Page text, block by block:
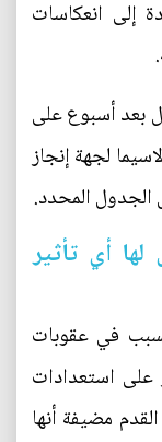
إلى انعكاسات
بعد أسبوع على
لجهة إنجاز
الجدول المحدد.
أي تأثير
في عقوبات
على استعدادات
كأس العالم 2022 لكرة القدم مضيفة أنها